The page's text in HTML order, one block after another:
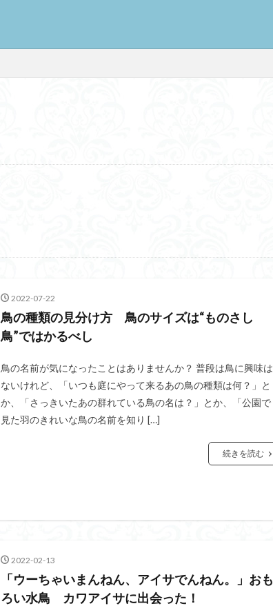
2022-07-22
鳥の種類の見分け方 鳥のサイズは“ものさし
鳥”ではかるべし
鳥の名前が気になったことはありませんか？ 普段は鳥に興味は
ないけれど、「いつも庭にやって来るあの鳥の種類は何？」と
か、「さっきいたあの群れている鳥の名は？」とか、「公園で
見た羽のきれいな鳥の名前を知り […]
続きを読む
2022-02-13
「ウーちゃいまんねん、アイサでんねん。」おも
ろい水鳥 カワアイサに出会った！